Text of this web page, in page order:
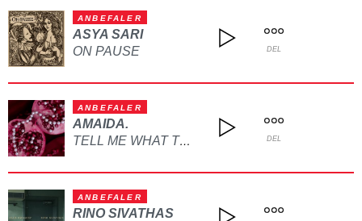
ANBEFALER
ASYA SARI
ON PAUSE
DEL
ANBEFALER
AMAIDA.
TELL ME WHAT TO DO DEL
ANBEFALER
RINO SIVATHAS